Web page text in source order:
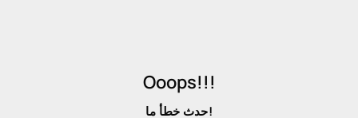
Ooops!!!
حدث خطأ ما!